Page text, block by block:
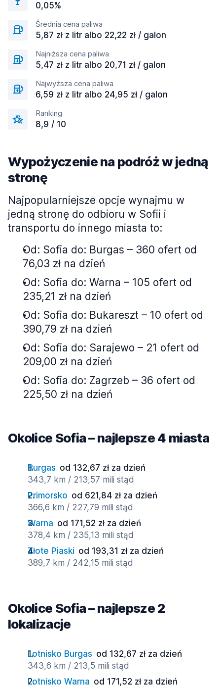
0,05%
Średnia cena paliwa
5,87 zł z litr albo 22,22 zł / galon
Najniższa cena paliwa
5,47 zł z litr albo 20,71 zł / galon
Najwyższa cena paliwa
6,59 zł z litr albo 24,95 zł / galon
Ranking
8,9 / 10
Wypożyczenie na podróż w jedną
stronę
Najpopularniejsze opcje wynajmu w
jedną stronę do odbioru w Sofii i
transportu do innego miasta to:
Od: Sofia do: Burgas – 360 ofert od
76,03 zł na dzień
Od: Sofia do: Warna – 105 ofert od
235,21 zł na dzień
Od: Sofia do: Bukareszt – 10 ofert od
390,79 zł na dzień
Od: Sofia do: Sarajewo – 21 ofert od
209,00 zł na dzień
Od: Sofia do: Zagrzeb – 36 ofert od
225,50 zł na dzień
Okolice Sofia – najlepsze 4 miasta
Burgas od 132,67 zł za dzień
343,7 km / 213,57 mili stąd
Primorsko od 621,84 zł za dzień
366,6 km / 227,79 mili stąd
Warna od 171,52 zł za dzień
378,4 km / 235,13 mili stąd
Złote Piaski od 193,31 zł za dzień
389,7 km / 242,15 mili stąd
Okolice Sofia – najlepsze 2
lokalizacje
Lotnisko Burgas od 132,67 zł za dzień
343,6 km / 213,5 mili stąd
Lotnisko Warna od 171,52 zł za dzień